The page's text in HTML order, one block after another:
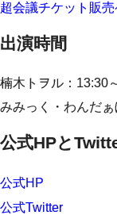
超会議チケット販
出演時間
楠木トヲル：13:30
みみっく・わんだ
公式HPと
公式HP
公式Twitter